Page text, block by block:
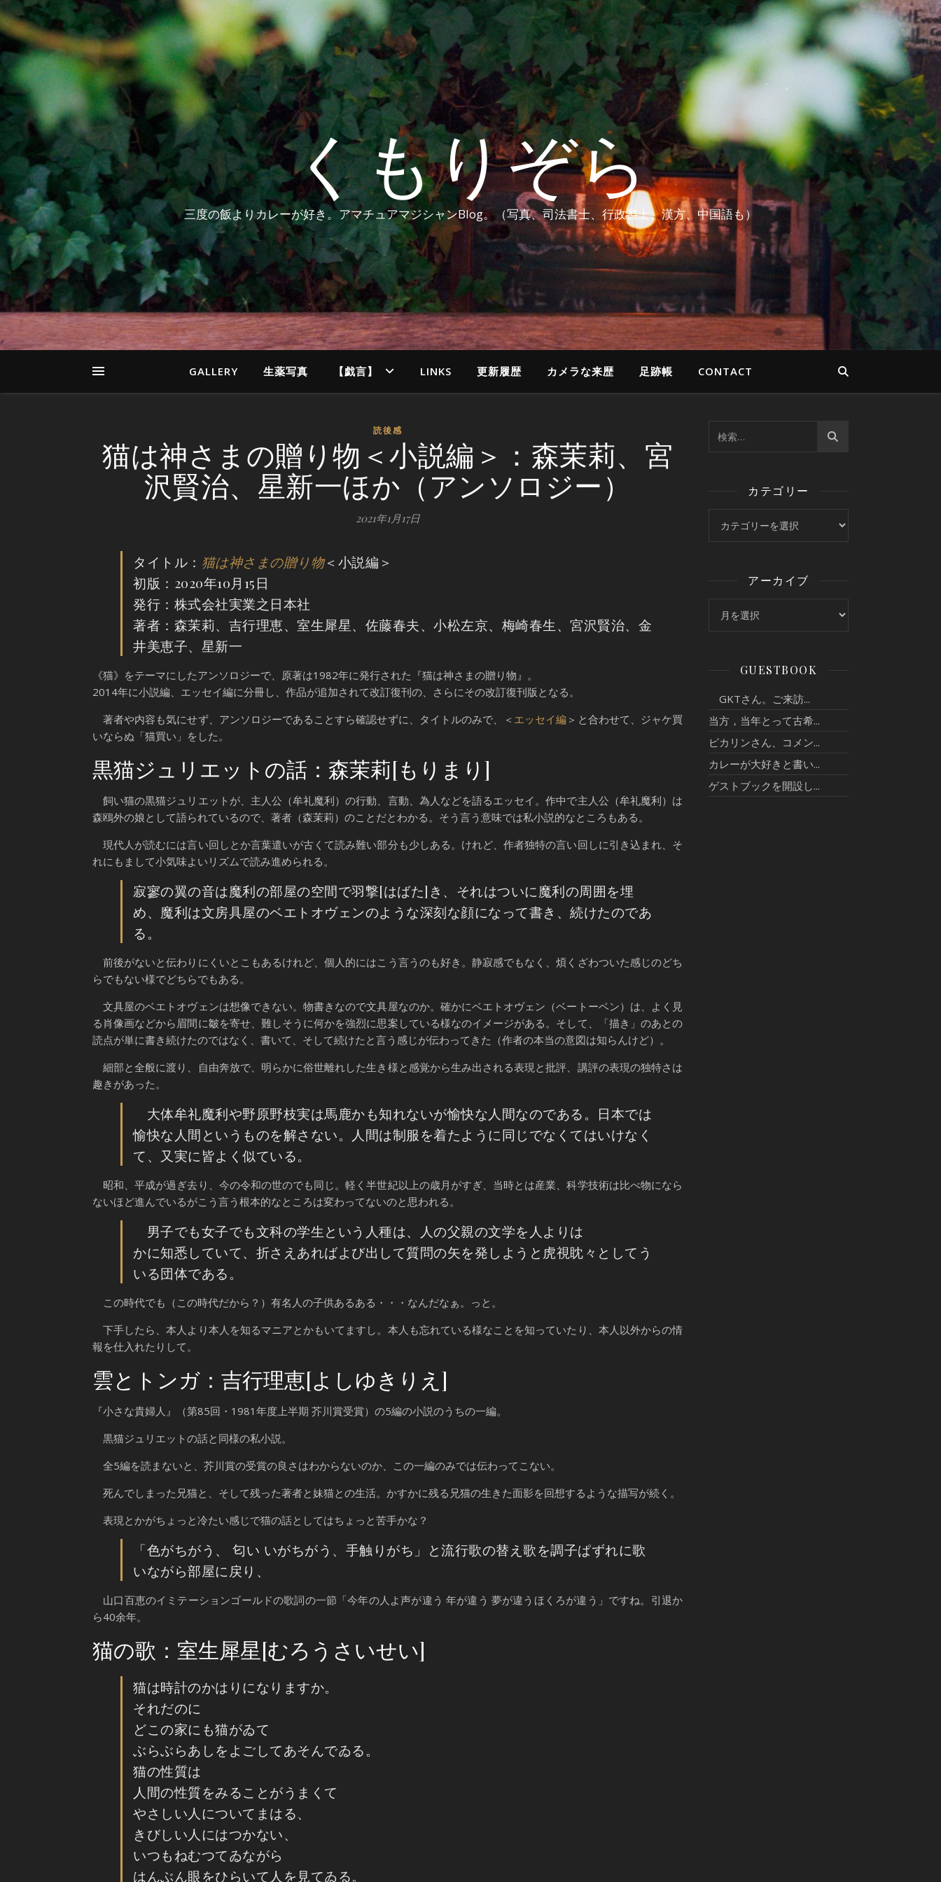
くもりぞら
三度の飯よりカレーが好き。アマチュアマジシャンBlog。（写真、司法書士、行政書士、漢方、中国語も）
GALLERY 生薬写真 【戯言】 LINKS 更新履歴 カメラな来歴 足跡帳 CONTACT
読後感
猫は神さまの贈り物＜小説編＞：森茉莉、宮
沢賢治、星新一ほか（アンソロジー）
2021年1月17日
タイトル： 猫は神さまの贈り物＜小説編＞
初版：2020年10月15日
発行：株式会社実業之日本社
著者：森茉莉、吉行理恵、室生犀星、佐藤春夫、小松左京、梅崎春生、宮沢賢治、金
井美恵子、星新一
《猫》をテーマにしたアンソロジーで、原著は1982年に発行された『猫は神さまの贈り物』。
2014年に小説編、エッセイ編に分冊し、作品が追加されて改訂復刊の、さらにその改訂復刊版となる。
著者や内容も気にせず、アンソロジーであることすら確認せずに、タイトルのみで、＜ エッセイ編 ＞と合わせて、ジャケ買
いならぬ「猫買い」をした。
黒猫ジュリエットの話：森茉莉[もりまり]
飼い猫の黒猫ジュリエットが、主人公（牟礼魔利）の行動、言動、為人などを語るエッセイ。作中で主人公（牟礼魔利）は
森鴎外の娘として語られているので、著者（森茉莉）のことだとわかる。そう言う意味では私小説的なところもある。
現代人が読むには言い回しとか言葉遣いが古くて読み難い部分も少しある。けれど、作者独特の言い回しに引き込まれ、そ
れにもまして小気味よいリズムで読み進められる。
寂寥の翼の音は魔利の部屋の空間で羽撃[はばた]き、それはついに魔利の周囲を埋
め、魔利は文房具屋のベエトオヴェンのような深刻な顔になって書き、続けたのであ
る。
前後がないと伝わりにくいとこもあるけれど、個人的にはこう言うのも好き。静寂感でもなく、煩くざわついた感じのどち
らでもない様でどちらでもある。
文具屋のベエトオヴェンは想像できない。物書きなので文具屋なのか。確かにベエトオヴェン（ベートーベン）は、よく見
る肖像画などから眉間に皺を寄せ、難しそうに何かを強烈に思案している様なのイメージがある。そして、「描き」のあとの
読点が単に書き続けたのではなく、書いて、そして続けたと言う感じが伝わってきた（作者の本当の意図は知らんけど）。
細部と全般に渡り、自由奔放で、明らかに俗世離れした生き様と感覚から生み出される表現と批評、講評の表現の独特さは
趣きがあった。
大体牟礼魔利や野原野枝実は馬鹿かも知れないが愉快な人間なのである。日本では
愉快な人間というものを解さない。人間は制服を着たように同じでなくてはいけなく
て、又実に皆よく似ている。
昭和、平成が過ぎ去り、今の令和の世のでも同じ。軽く半世紀以上の歳月がすぎ、当時とは産業、科学技術は比べ物になら
ないほど進んでいるがこう言う根本的なところは変わってないのと思われる。
男子でも女子でも文科の学生という人種は、人の父親の文学を人よりは
かに知悉していて、折さえあればよび出して質問の矢を発しようと虎視眈々としてう
いる団体である。
この時代でも（この時代だから？）有名人の子供あるある・・・なんだなぁ。っと。
下手したら、本人より本人を知るマニアとかもいてますし。本人も忘れている様なことを知っていたり、本人以外からの情
報を仕入れたりして。
雲とトンガ：吉行理恵[よしゆきりえ]
『小さな貴婦人』（第85回・1981年度上半期 芥川賞受賞）の5編の小説のうちの一編。
黒猫ジュリエットの話と同様の私小説。
全5編を読まないと、芥川賞の受賞の良さはわからないのか、この一編のみでは伝わってこない。
死んでしまった兄猫と、そして残った著者と妹猫との生活。かすかに残る兄猫の生きた面影を回想するような描写が続く。
表現とかがちょっと冷たい感じで猫の話としてはちょっと苦手かな？
「色がちがう、 匂い いがちがう、手触りがち」と流行歌の替え歌を調子ぱずれに歌
いながら部屋に戻り、
山口百恵のイミテーションゴールドの歌詞の一節「今年の人よ声が違う 年が違う 夢が違うほくろが違う」ですね。引退か
ら40余年。
猫の歌：室生犀星[むろうさいせい]
猫は時計のかはりになりますか。
それだのに
どこの家にも猫がゐて
ぶらぶらあしをよごしてあそんでゐる。
猫の性質は
人間の性質をみることがうまくて
やさしい人についてまはる、
きびしい人にはつかない、
いつもねむつてゐながら
はんぶん眼をひらいて人を見てゐる。
カテゴリー
アーカイブ
GUESTBOOK
GKTさん。ご来訪...
当方，当年とって古希...
ピカリンさん、コメン...
カレーが大好きと書い...
ゲストブックを開設し...